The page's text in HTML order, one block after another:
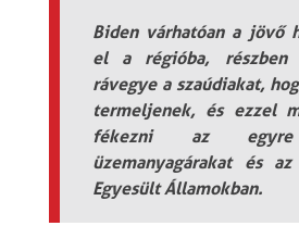
Biden várhatóan a jövő
el a régióba, részben
rávegye a szaúdiakat,
termeljenek, és ezzel
fékezni az egyre
üzemanyagárakat és
Egyesült Államokban.